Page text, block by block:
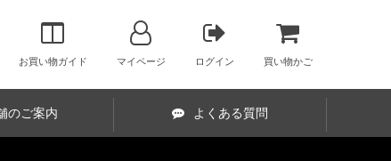
お買い物ガイド マイページ ログイン 買い物かご
のご案内 よくある質問